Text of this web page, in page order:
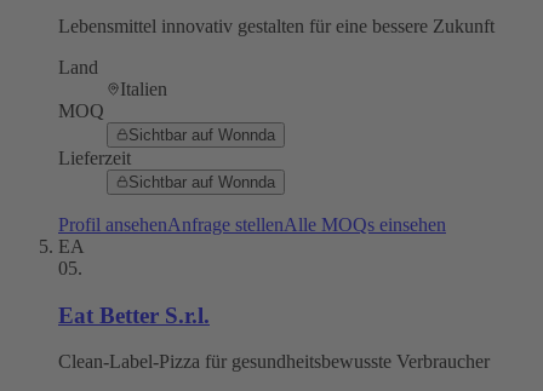
Lebensmittel innovativ gestalten für eine bessere Zukunft
Land
Italien
MOQ
Sichtbar auf Wonnda
Lieferzeit
Sichtbar auf Wonnda
Profil ansehenAnfrage stellenAlle MOQs einsehen
EA
05.
Eat Better S.r.l.
Clean-Label-Pizza für gesundheitsbewusste Verbraucher